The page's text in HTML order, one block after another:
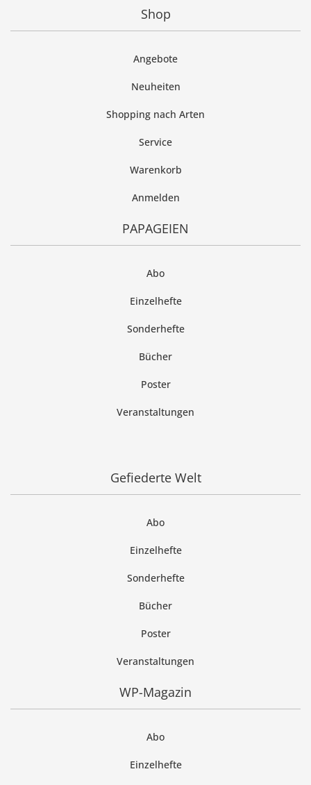
Shop
Angebote
Neuheiten
Shopping nach Arten
Service
Warenkorb
Anmelden
PAPAGEIEN
Abo
Einzelhefte
Sonderhefte
Bücher
Poster
Veranstaltungen
Gefiederte Welt
Abo
Einzelhefte
Sonderhefte
Bücher
Poster
Veranstaltungen
WP-Magazin
Abo
Einzelhefte